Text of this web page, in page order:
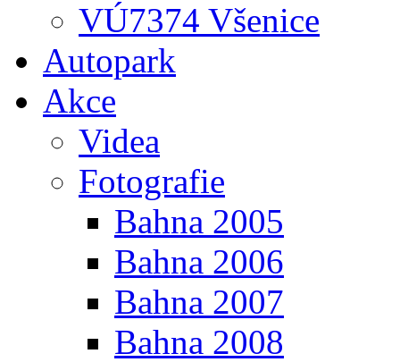
VÚ7374 Všenice
Autopark
Akce
Videa
Fotografie
Bahna 2005
Bahna 2006
Bahna 2007
Bahna 2008